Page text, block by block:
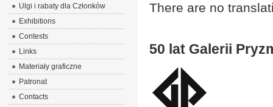
There are no
50 lat Galerii
Ulgi i rabaty dla Członków
Exhibitions
Contests
Links
Materiały graficzne
Patronat
Contacts